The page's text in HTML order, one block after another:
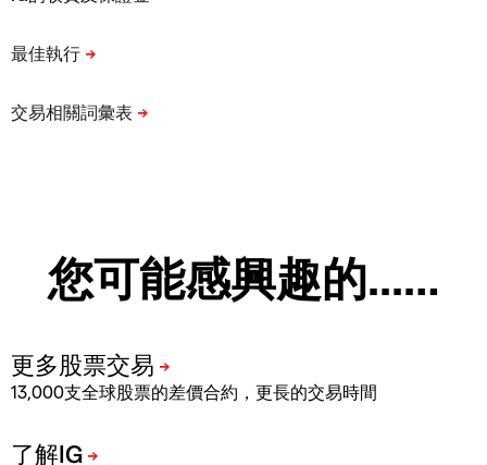
您可能感興趣的...…
13,000支全球股票的差價合約，更長的交易時間